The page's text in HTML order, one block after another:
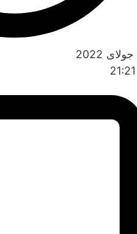
21:21